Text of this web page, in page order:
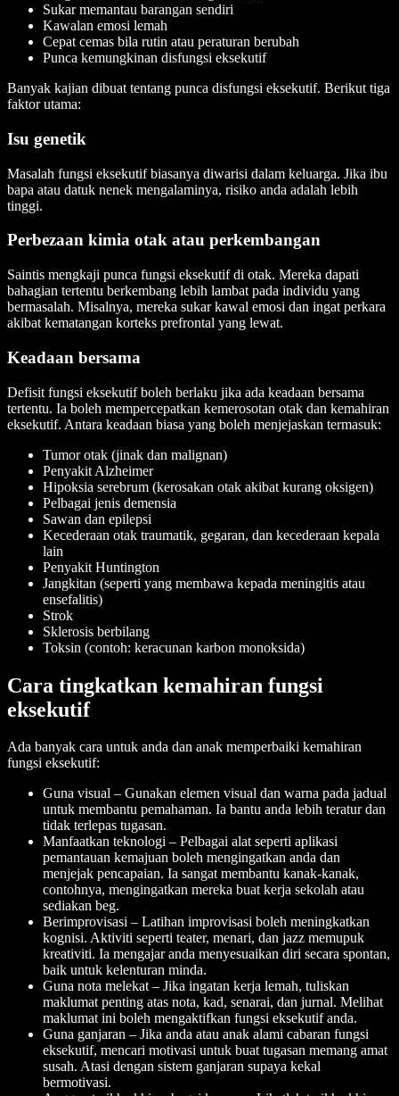
Sukar memantau barangan sendiri
Kawalan emosi lemah
Cepat cemas bila rutin atau peraturan berubah
Punca kemungkinan disfungsi eksekutif
Banyak kajian dibuat tentang punca disfungsi eksekutif. Berikut tiga
faktor utama:
Isu genetik
Masalah fungsi eksekutif biasanya diwarisi dalam keluarga. Jika ibu
bapa atau datuk nenek mengalaminya, risiko anda adalah lebih
tinggi.
Perbezaan kimia otak atau perkembangan
Saintis mengkaji punca fungsi eksekutif di otak. Mereka dapati
bahagian tertentu berkembang lebih lambat pada individu yang
bermasalah. Misalnya, mereka sukar kawal emosi dan ingat perkara
akibat kematangan korteks prefrontal yang lewat.
Keadaan bersama
Defisit fungsi eksekutif boleh berlaku jika ada keadaan bersama
tertentu. Ia boleh mempercepatkan kemerosotan otak dan kemahiran
eksekutif. Antara keadaan biasa yang boleh menjejaskan termasuk:
Tumor otak (jinak dan malignan)
Penyakit Alzheimer
Hipoksia serebrum (kerosakan otak akibat kurang oksigen)
Pelbagai jenis demensia
Sawan dan epilepsi
Kecederaan otak traumatik, gegaran, dan kecederaan kepala
lain
Penyakit Huntington
Jangkitan (seperti yang membawa kepada meningitis atau
ensefalitis)
Strok
Sklerosis berbilang
Toksin (contoh: keracunan karbon monoksida)
Cara tingkatkan kemahiran fungsi
eksekutif
Ada banyak cara untuk anda dan anak memperbaiki kemahiran
fungsi eksekutif:
Guna visual – Gunakan elemen visual dan warna pada jadual
untuk membantu pemahaman. Ia bantu anda lebih teratur dan
tidak terlepas tugasan.
Manfaatkan teknologi – Pelbagai alat seperti aplikasi
pemantauan kemajuan boleh mengingatkan anda dan
menjejak pencapaian. Ia sangat membantu kanak-kanak,
contohnya, mengingatkan mereka buat kerja sekolah atau
sediakan beg.
Berimprovisasi – Latihan improvisasi boleh meningkatkan
kognisi. Aktiviti seperti teater, menari, dan jazz memupuk
kreativiti. Ia mengajar anda menyesuaikan diri secara spontan,
baik untuk kelenturan minda.
Guna nota melekat – Jika ingatan kerja lemah, tuliskan
maklumat penting atas nota, kad, senarai, dan jurnal. Melihat
maklumat ini boleh mengaktifkan fungsi eksekutif anda.
Guna ganjaran – Jika anda atau anak alami cabaran fungsi
eksekutif, mencari motivasi untuk buat tugasan memang amat
susah. Atasi dengan sistem ganjaran supaya kekal
bermotivasi.